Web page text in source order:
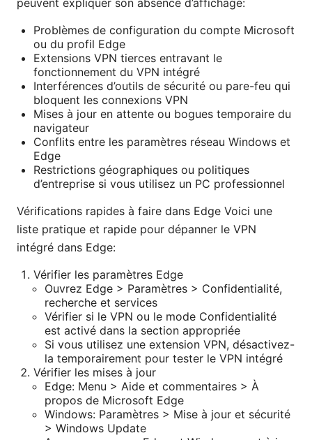
peuvent expliquer son absence d’affichage:
Problèmes de configuration du compte Microsoft
ou du profil Edge
Extensions VPN tierces entravant le
fonctionnement du VPN intégré
Interférences d’outils de sécurité ou pare-feu qui
bloquent les connexions VPN
Mises à jour en attente ou bogues temporaire du
navigateur
Conflits entre les paramètres réseau Windows et
Edge
Restrictions géographiques ou politiques
d’entreprise si vous utilisez un PC professionnel
Vérifications rapides à faire dans Edge Voici une
liste pratique et rapide pour dépanner le VPN
intégré dans Edge:
Vérifier les paramètres Edge
Ouvrez Edge > Paramètres > Confidentialité,
recherche et services
Vérifier si le VPN ou le mode Confidentialité
est activé dans la section appropriée
Si vous utilisez une extension VPN, désactivez-
la temporairement pour tester le VPN intégré
Vérifier les mises à jour
Edge: Menu > Aide et commentaires > À
propos de Microsoft Edge
Windows: Paramètres > Mise à jour et sécurité
> Windows Update